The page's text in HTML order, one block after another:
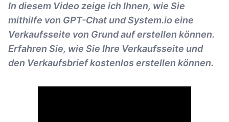
In diesem Video zeige ich Ihnen, wie Sie
mithilfe von GPT-Chat und System.io eine
Verkaufsseite von Grund auf erstellen können.
Erfahren Sie, wie Sie Ihre Verkaufsseite und
den Verkaufsbrief kostenlos erstellen können.